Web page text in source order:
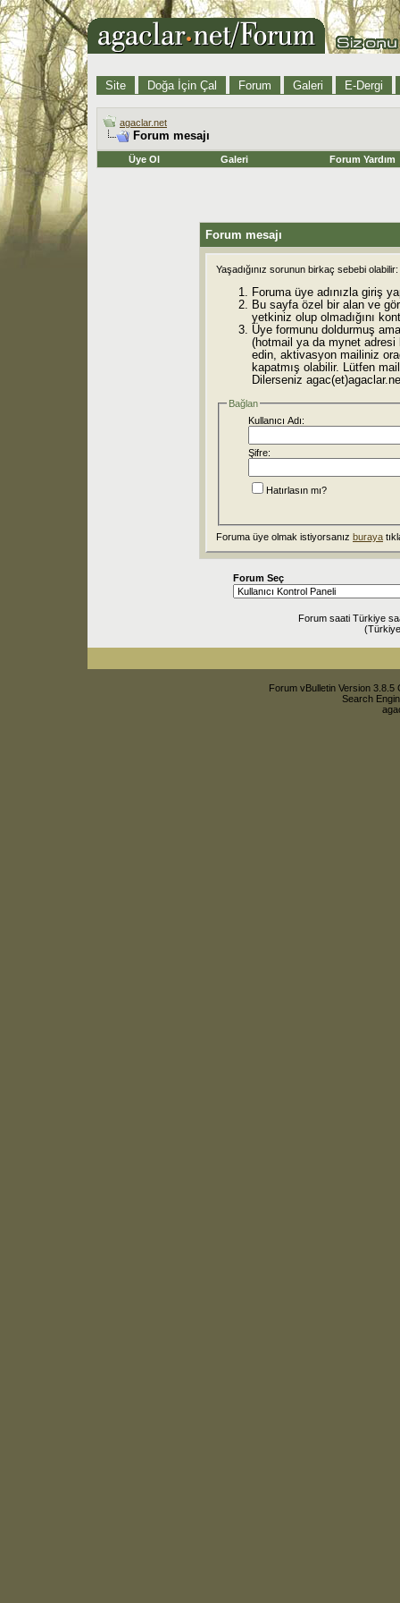
Site Doğa İçin Çal Forum Galeri E-Dergi
agaclar.net
Forum mesajı
Üye Ol Galeri Forum Yardım
Forum mesajı
Yaşadığınız sorunun birkaç sebebi olabilir:
Foruma üye adınızla giriş
Bu sayfa özel bir alan ve
yetkiniz olup olmadığını
Üye formunu doldurmuş
(hotmail ya da mynet adresi
edin, aktivasyon mailiniz
kapatmış olabilir. Lütfen
Dilerseniz
Bağlan
Kullanıcı Adı:
Şifre:
Hatırlasın mı?
Foruma üye olmak istiyorsanız buraya
Forum Seç
Forum saati Türkiye
Forum vBulletin Version
Search